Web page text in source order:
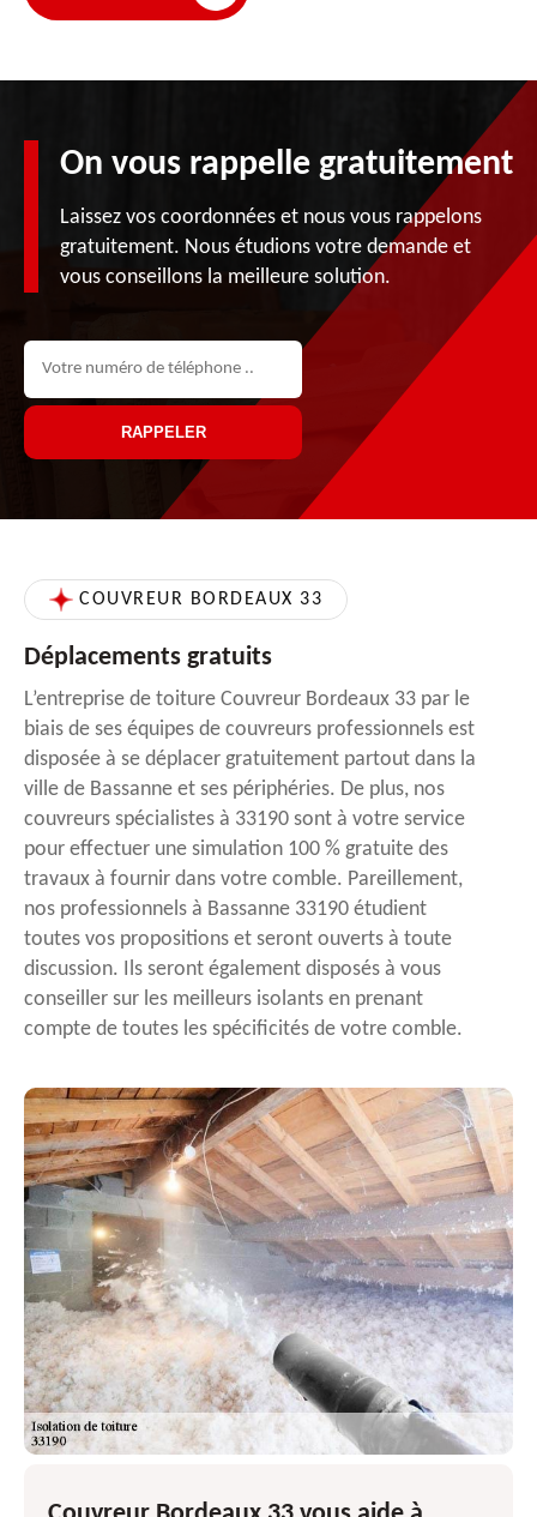
On vous rappelle gratuitement
Laissez vos coordonnées et nous vous rappelons
gratuitement. Nous étudions votre demande et
vous conseillons la meilleure solution.
COUVREUR BORDEAUX 33
Déplacements gratuits
L’entreprise de toiture Couvreur Bordeaux 33 par le
biais de ses équipes de couvreurs professionnels est
disposée à se déplacer gratuitement partout dans la
ville de Bassanne et ses périphéries. De plus, nos
couvreurs spécialistes à 33190 sont à votre service
pour effectuer une simulation 100 % gratuite des
travaux à fournir dans votre comble. Pareillement,
nos professionnels à Bassanne 33190 étudient
toutes vos propositions et seront ouverts à toute
discussion. Ils seront également disposés à vous
conseiller sur les meilleurs isolants en prenant
compte de toutes les spécificités de votre comble.